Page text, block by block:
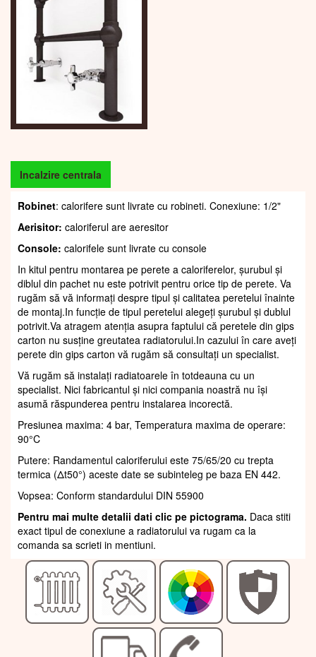
Incalzire centrala
Robinet: calorifere sunt livrate cu robineti. Conexiune: 1/2"
Aerisitor: caloriferul are aeresitor
Console: calorifele sunt livrate cu console
In kitul pentru montarea pe perete a caloriferelor, șurubul și
diblul din pachet nu este potrivit pentru orice tip de perete. Va
rugăm să vă informați despre tipul și calitatea peretelui înainte
de montaj.In funcție de tipul peretelui alegeți șurubul și dublul
potrivit.Va atragem atenția asupra faptului că peretele din gips
carton nu susține greutatea radiatorului.In cazului în care aveți
perete din gips carton vă rugăm să consultați un specialist.
Vă rugăm să instalați radiatoarele în totdeauna cu un
specialist. Nici fabricantul și nici compania noastră nu își
asumă răspunderea pentru instalarea incorectă.
Presiunea maxima: 4 bar, Temperatura maxima de operare:
90°C
Putere: Randamentul caloriferului este 75/65/20 cu trepta
termica (Δt50°) aceste date se subinteleg pe baza EN 442.
Vopsea: Conform standardului DIN 55900
Pentru mai multe detalii dati clic pe pictograma. Daca stiti
exact tipul de conexiune a radiatorului va rugam ca la
comanda sa scrieti in mentiuni.